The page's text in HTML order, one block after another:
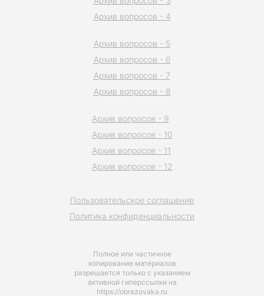
Полное или частичное
копирование материалов
разрешается только с указанием
активной гиперссылки на
https://obrazovaka.ru
Пользовательское соглашение
Политика конфиденциальности
Архив вопросов - 4
Архив вопросов - 5
Архив вопросов - 6
Архив вопросов - 7
Архив вопросов - 8
Архив вопросов - 9
Архив вопросов - 10
Архив вопросов - 11
Архив вопросов - 12